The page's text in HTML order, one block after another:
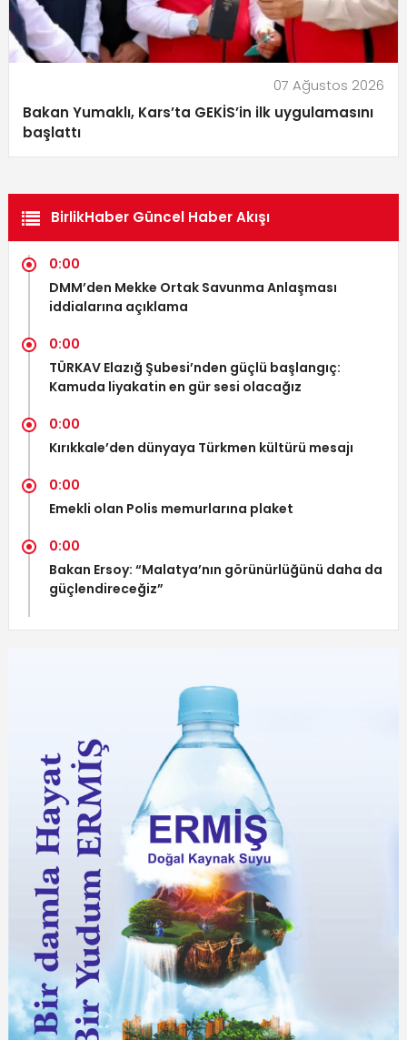
07 Ağustos 2026
Bakan Yumaklı, Kars’ta GEKİS’in ilk uygulamasını
başlattı
BirlikHaber Güncel Haber Akışı
0:00
DMM’den Mekke Ortak Savunma Anlaşması
iddialarına açıklama
0:00
TÜRKAV Elazığ Şubesi’nden güçlü başlangıç:
Kamuda liyakatin en gür sesi olacağız
0:00
Kırıkkale’den dünyaya Türkmen kültürü mesajı
0:00
Emekli olan Polis memurlarına plaket
0:00
Bakan Ersoy: “Malatya’nın görünürlüğünü daha da
güçlendireceğiz”